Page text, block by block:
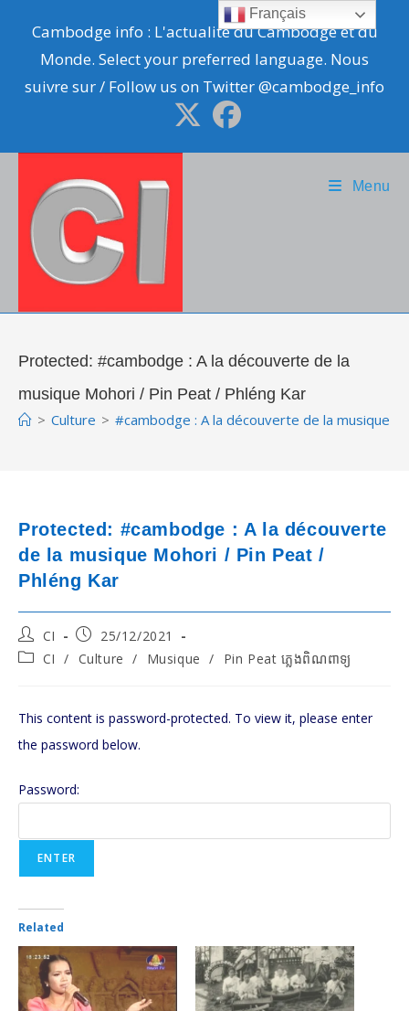
content
Cambodge info : L'actualité du Cambodge et du
Monde. Select your preferred language. Nous
suivre sur / Follow us on Twitter @cambodge_info
Menu
Protected: #cambodge : A la découverte de la
musique Mohori / Pin Peat / Phléng Kar
> Culture > #cambodge : A la découverte de la musique
Protected: #cambodge : A la découverte
de la musique Mohori / Pin Peat /
Phléng Kar
Post
author:
CI
Post
published:
25/12/2021
PostCI / Culture / Musique / Pin Peat ភ្លេងពិណពាទ្យ
This content is password-protected. To view it, please enter
the password below.
Password:
Related
Français